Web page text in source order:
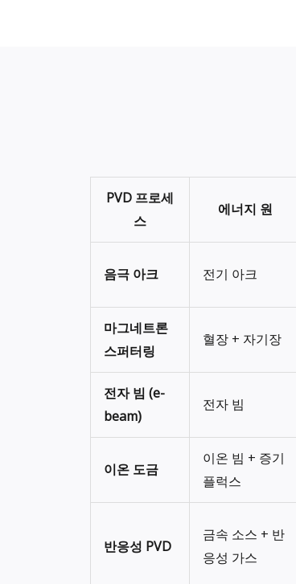
PVD 프로세
스
에너지 원
음극 아크 전기 아크
마그네트론
스퍼터링
혈장 + 자기장
전자 빔 (e-
beam)
전자 빔
이온 도금
이온 빔 + 증기
플럭스
반응성 PVD
금속 소스 + 반
응성 가스